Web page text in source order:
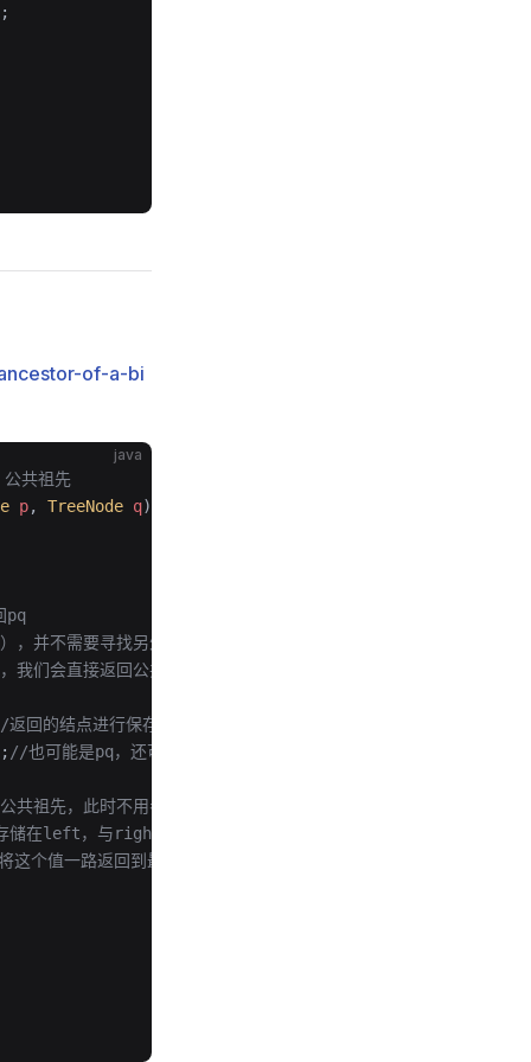
of-a-bi
java
共祖先
p, TreeNode q)
pq
，并不需要寻找另外
们会直接返回公共祖先。*/
回的结点进行保存，可能是null
//也可能是pq，还可能是公共祖先
祖先，此时不用考虑公共祖先是自己的情况，因为上面已经做过判
储在left，与right中），p或者q
个值一路返回到最表层